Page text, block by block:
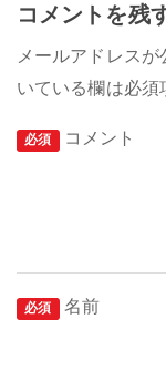
コメントを残
メールアドレスが
いている欄は必須
必須 コメント
必須 名前